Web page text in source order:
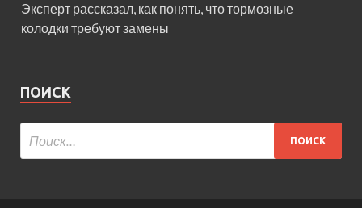
Эксперт рассказал, как понять, что тормозные
колодки требуют замены
ПОИСК